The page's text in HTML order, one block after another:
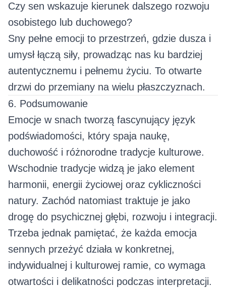
Czy sen wskazuje kierunek dalszego rozwoju
osobistego lub duchowego?
Sny pełne emocji to przestrzeń, gdzie dusza i
umysł łączą siły, prowadząc nas ku bardziej
autentycznemu i pełnemu życiu. To otwarte
drzwi do przemiany na wielu płaszczyznach.
6. Podsumowanie
Emocje w snach tworzą fascynujący język
podświadomości, który spaja naukę,
duchowość i różnorodne tradycje kulturowe.
Wschodnie tradycje widzą je jako element
harmonii, energii życiowej oraz cykliczności
natury. Zachód natomiast traktuje je jako
drogę do psychicznej głębi, rozwoju i integracji.
Trzeba jednak pamiętać, że każda emocja
sennych przeżyć działa w konkretnej,
indywidualnej i kulturowej ramie, co wymaga
otwartości i delikatności podczas interpretacji.